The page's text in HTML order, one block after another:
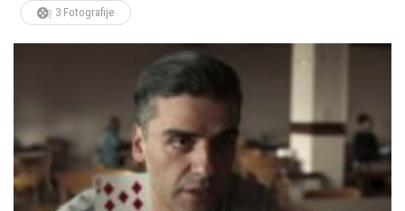
3 Fotografije